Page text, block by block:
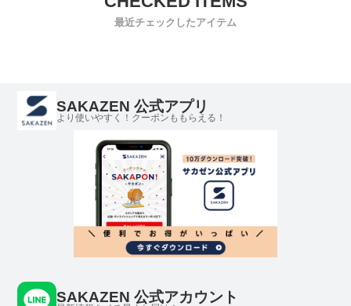
最近チェックしたアイテム
SAKAZEN 公式アプリ
より使いやすく！クーポンももらえる！
SAKAZEN 公式アカウント